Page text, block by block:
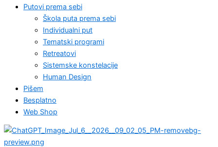
Putovi prema sebi
Škola puta prema sebi
Individualni put
Tematski programi
Retreatovi
Sistemske konstelacije
Human Design
Pišem
Besplatno
Web Shop